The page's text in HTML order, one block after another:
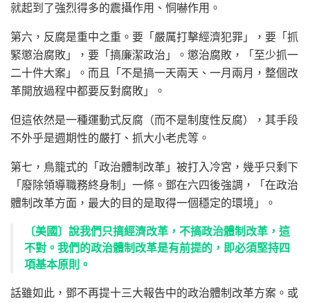
就起到了強烈得多的震攝作用、恫嚇作用。
第六，反腐是重中之重。要「嚴厲打擊經濟犯罪」，要「抓
緊懲治腐敗」，要「搞廉潔政治」。懲治腐敗，「至少抓一
二十件大案」。而且「不是搞一天兩天、一月兩月，整個改
革開放過程中都要反對腐敗」。
但這依然是一種運動式反腐（而不是制度性反腐），其手段
不外乎是週期性的嚴打、抓大小老虎等。
第七，鳥籠式的「政治體制改革」被打入冷宮，幾乎只剩下
「廢除領導職務終身制」一條。鄧在六四後強調，「在政治
體制改革方面，最大的目的是取得一個穩定的環境」。
〔美國〕說我們只搞經濟改革，不搞政治體制改革，這
不對。我們的政治體制改革是有前提的，即必須堅持四
項基本原則。
話雖如此，鄧不再提十三大報告中的政治體制改革方案。或